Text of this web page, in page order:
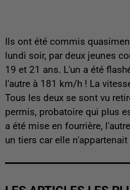
Ils ont été commis
lundi soir, par deux jeunes
19 et 21 ans. L'un a été
l'autre à 181 km/h ! La
Tous les deux se sont vu
permis, probatoire qui plus
a été mise en fourrière,
un tiers car elle